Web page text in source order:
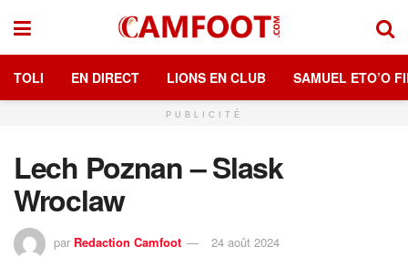
TOLI EN DIRECT LIONS EN CLUB SAMUEL ETO’O
PUBLICITÉ
Lech Poznan – Slask
Wroclaw
par Redaction Camfoot 24 août 2024